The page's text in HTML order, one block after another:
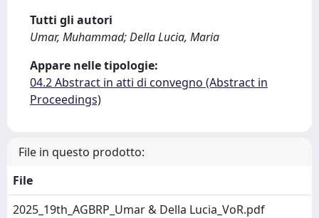
Tutti gli autori
Umar, Muhammad; Della Lucia, Maria
Appare nelle tipologie:
04.2 Abstract in atti di convegno (Abstract in
Proceedings)
File in questo prodotto:
File
2025_19th_AGBRP_Umar & Della Lucia_VoR.pdf